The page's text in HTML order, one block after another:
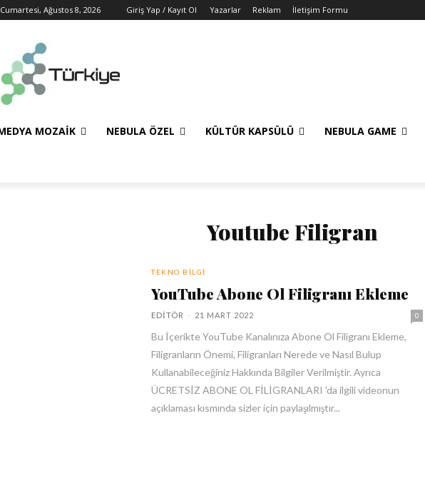
Cumartesi, Ağustos 8, 2026 Giriş Yap / Kayıt Ol Yazarlar Reklam İletişim Formu
MOZAIK NEBULA ÖZEL KÜLTÜR KAPSÜLÜ NEBULA GAME
Youtube Filigran
TEKNO BILGI
YouTube Abone Ol Filigranı Ekleme
EDITÖR - 21 MART 2022 0
Bu İçerikte YouTube Kanalınıza Abone Ol Filigranı Ekleme,
Filigranların Önemi, Filigranları Nerede ve Nasıl Bulup
Kullanabileceğiniz Hakkında Bilgiler Verilmiştir. Ayrıca
ÜCRETSİZ ABONE OL FİLİGRANLARI 'da ilgili videonun
açıklaması kısmında sizler için paylaşılmıştır...